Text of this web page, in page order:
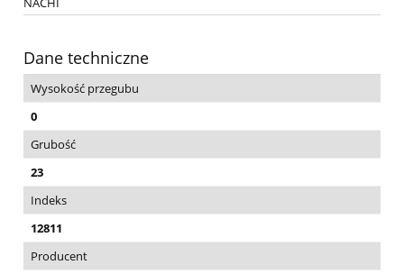
Dane techniczne
Wysokość przegubu
0
Grubość
23
Indeks
12811
Producent